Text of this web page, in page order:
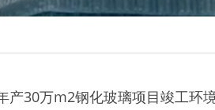
产30万m2钢化玻璃项目竣工环